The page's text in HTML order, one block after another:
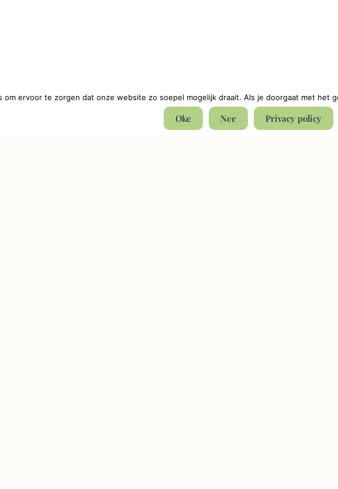
om ervoor te zorgen dat onze website zo soepel mogelijk draait. Als je doorgaat met het
Oke Nee Privacy policy